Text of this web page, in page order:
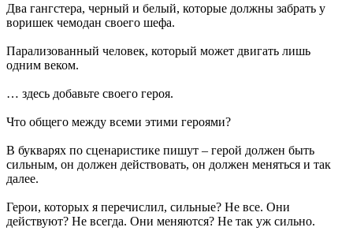
Два гангстера, черный и белый, которые должны забрать у
воришек чемодан своего шефа.
Парализованный человек, который может двигать лишь
одним веком.
… здесь добавьте своего героя.
Что общего между всеми этими героями?
В букварях по сценаристике пишут – герой должен быть
сильным, он должен действовать, он должен меняться и так
далее.
Герои, которых я перечислил, сильные? Не все. Они
действуют? Не всегда. Они меняются? Не так уж сильно.